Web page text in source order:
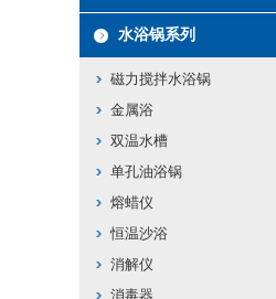
水浴锅系列
磁力搅拌水浴锅
金属浴
双温水槽
单孔油浴锅
熔蜡仪
恒温沙浴
消解仪
消毒器